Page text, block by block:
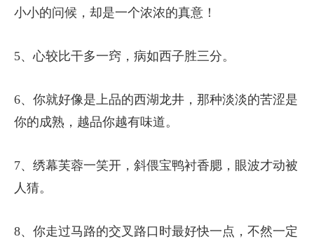
小小的问候，却是一个浓浓的真意！
5、心较比干多一窍，病如西子胜三分。
6、你就好像是上品的西湖龙井，那种淡淡的苦涩是
你的成熟，越品你越有味道。
7、绣幕芙蓉一笑开，斜偎宝鸭衬香腮，眼波才动被
人猜。
8、你走过马路的交叉路口时最好快一点，不然一定